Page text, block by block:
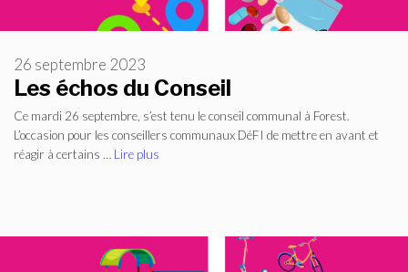
Les échos du Conseil
26 septembre 2023
Ce mardi 26 septembre, s’est tenu le conseil communal à Forest.
L’occasion pour les conseillers communaux DéFI de mettre en avant et
réagir à certains … Lire plus